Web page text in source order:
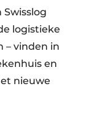
logistieke
– vinden in
en
nieuwe